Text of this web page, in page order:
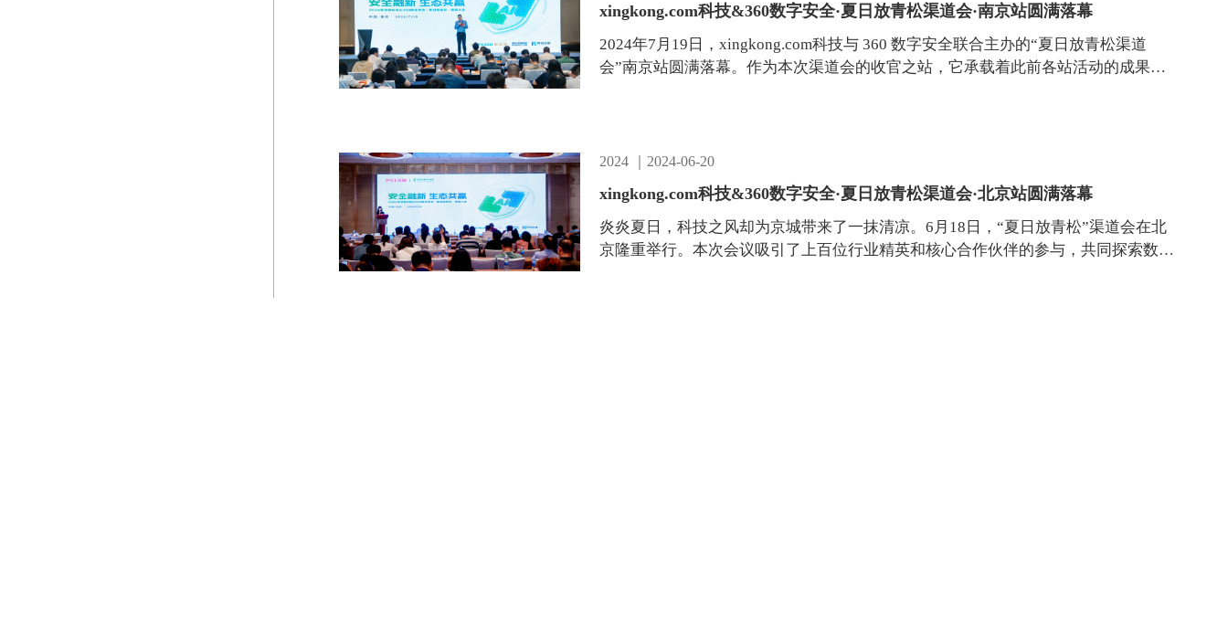
xingkong.com科技&360数字安全·夏日放青松渠道会·南京站圆满落幕
2024年7月19日，xingkong.com科技与 360 数字安全联合主办的“夏日放青松渠道
会”南京站圆满落幕。作为本次渠道会的收官之站，它承载着此前各站活动的成果与
2024 ｜2024-06-20
xingkong.com科技&360数字安全·夏日放青松渠道会·北京站圆满落幕
炎炎夏日，科技之风却为京城带来了一抹清凉。6月18日，“夏日放青松”渠道会在北
京隆重举行。本次会议吸引了上百位行业精英和核心合作伙伴的参与，共同探索数字